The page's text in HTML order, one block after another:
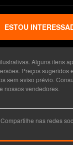
ESTOU
Alguns itens
Preços sugeridos
sem aviso prévio.
nossos vendedores.
Compartilhe nas redes